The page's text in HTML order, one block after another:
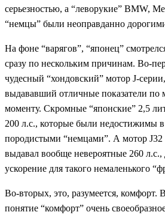
серьезностью, а “леворукие” BMW,
“немцы” были неоправданно
На фоне “варягов”, “японец”
сразу по нескольким причинам. Во-
чудесный “хондовский” мотор J-
выдававший отличные показатели
моменту. Скромные “японские” 2,5
200 л.с., которые были недостижимы
породистыми “немцами”. А мотор J32
выдавал вообще невероятные 260 л.с.,
ускорение для такого немаленького
Во-вторых, это, разумеется,
понятие “комфорт” очень